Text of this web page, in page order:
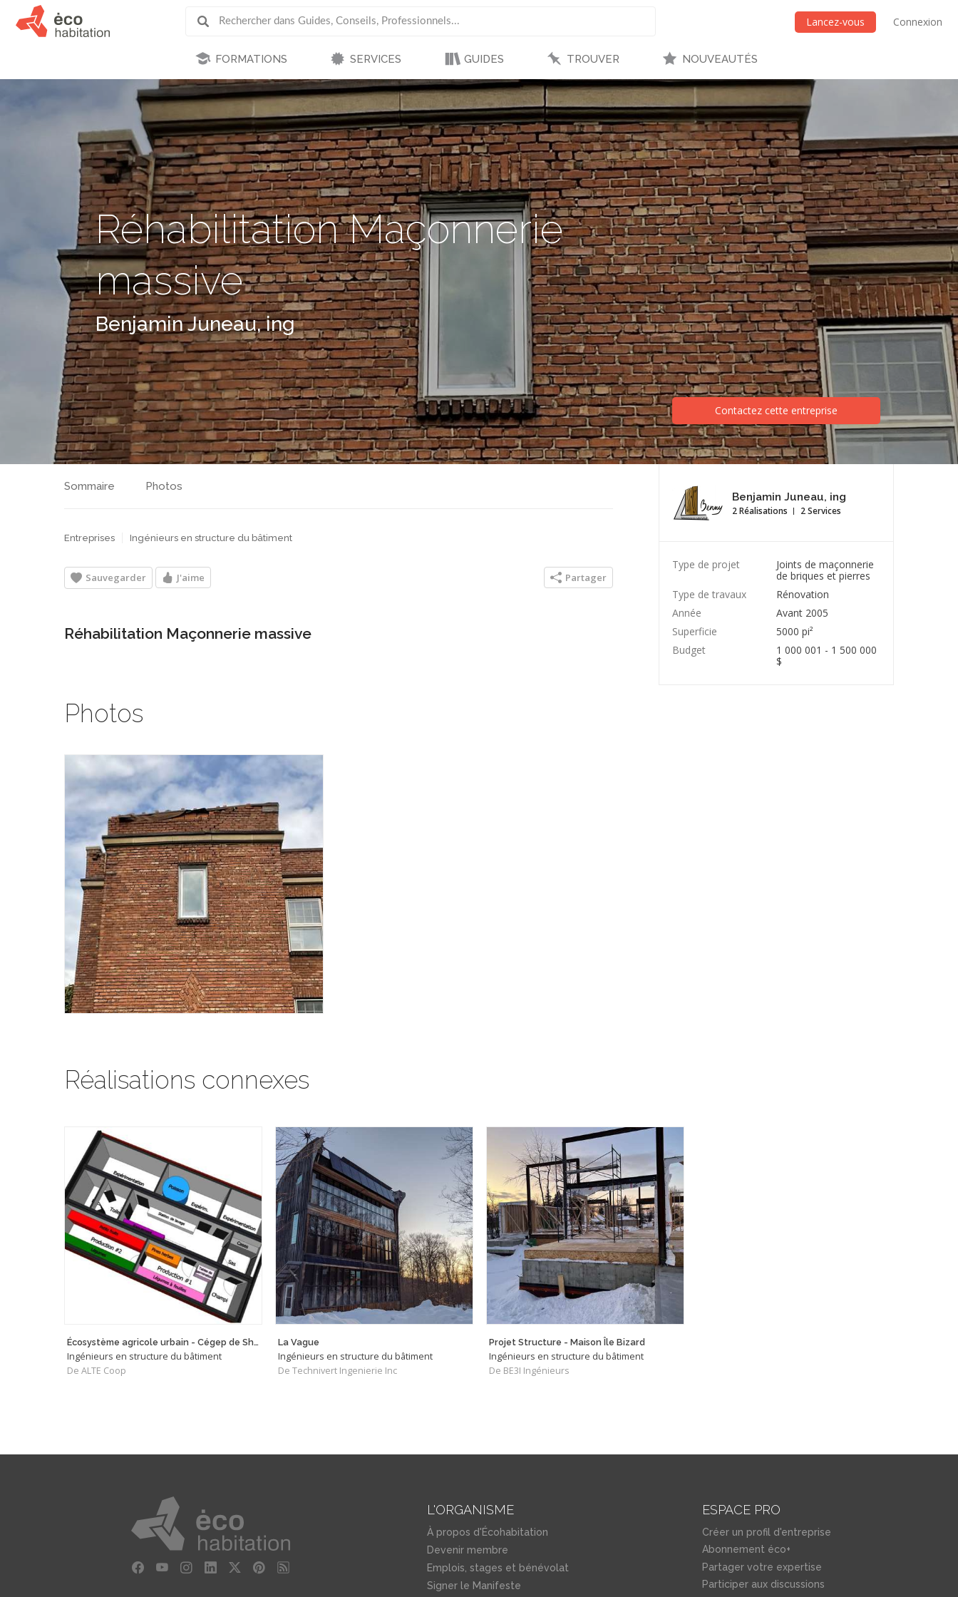
Lancez-vous Connexion
FORMATIONS SERVICES GUIDES TROUVER NOUVEAUTÉS
Réhabilitation Maçonnerie
massive
Benjamin Juneau, ing
Contactez cette entreprise
Benjamin Juneau, ing
2 Réalisations 2 Services
Type de projet
Joints de maçonnerie
de briques et pierres
Type de travaux
Rénovation
Année
Avant 2005
Superficie
5000 pi²
Budget
1 000 001 - 1 500 000
$
Sommaire Photos
Entreprises Ingénieurs en structure du bâtiment
Sauvegarder J'aime Partager
Réhabilitation Maçonnerie massive
Photos
Réalisations connexes
Écosystème agricole urbain - Cégep de Sherbrooke
Ingénieurs en structure du bâtiment
De ALTE Coop
La Vague
Ingénieurs en structure du bâtiment
De Technivert Ingenierie Inc
Projet Structure - Maison Île Bizard
Ingénieurs en structure du bâtiment
De BE3I Ingénieurs
L'ORGANISME
À propos d'Écohabitation
Devenir membre
Emplois, stages et bénévolat
Signer le Manifeste
ESPACE PRO
Créer un profil d'entreprise
Abonnement éco+
Partager votre expertise
Participer aux discussions